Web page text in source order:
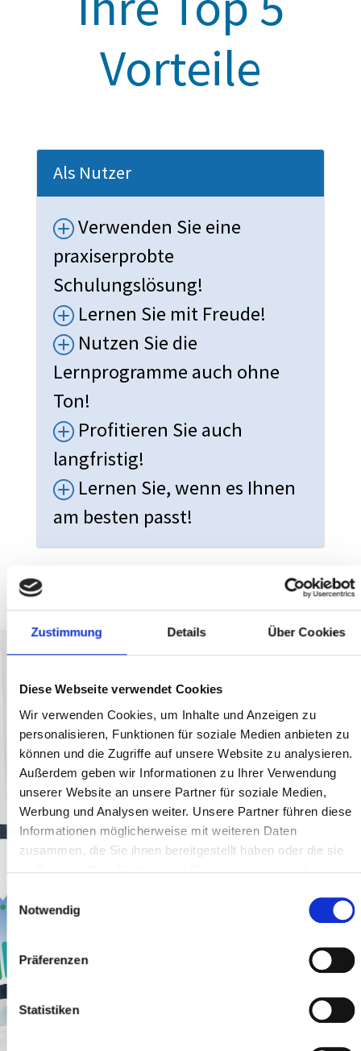
Zustimmung Details Über Cookies
Diese Webseite verwendet Cookies
Wir verwenden Cookies, um Inhalte und Anzeigen zu
personalisieren, Funktionen für soziale Medien anbieten zu
können und die Zugriffe auf unsere Website zu analysieren.
Außerdem geben wir Informationen zu Ihrer Verwendung
unserer Website an unsere Partner für soziale Medien,
Werbung und Analysen weiter. Unsere Partner führen diese
Informationen möglicherweise mit weiteren Daten
zusammen, die Sie ihnen bereitgestellt haben oder die sie
Einwilligungsauswahl
Notwendig
Präferenzen
Statistiken
Vorteile
Als Nutzer
Verwenden Sie eine
praxiserprobte
Schulungslösung!
Lernen Sie mit Freude!
Nutzen Sie die
Lernprogramme auch ohne
Ton!
Profitieren Sie auch
langfristig!
Lernen Sie, wenn es Ihnen
am besten passt!
für Umsteiger“ führt Sie in die neue
Windows-Welt ein! Schritt für Schritt
vermittelt Lessino kostengünstig und in
bewährter Methodik, worauf es bei
Windows 11 ankommt. Die Anwender
können sich eigenständig und im
selbstgewählten Lerntempo die Welt
das Beste daran: Das Lernprogramm ist
interaktiv gestaltet – denn was Spaß